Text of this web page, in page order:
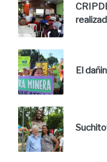
El